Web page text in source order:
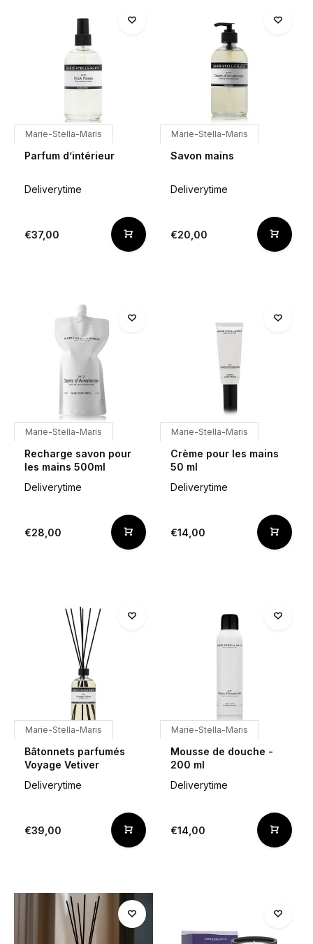
Marie-Stella-Maris
Parfum d’intérieur
Deliverytime
€37,00
Marie-Stella-Maris
Savon mains
Deliverytime
€20,00
Marie-Stella-Maris
Recharge savon pour
les mains 500ml
Deliverytime
€28,00
Marie-Stella-Maris
Crème pour les mains
50 ml
Deliverytime
€14,00
Marie-Stella-Maris
Bâtonnets parfumés
Voyage Vetiver
Deliverytime
€39,00
Marie-Stella-Maris
Mousse de douche -
200 ml
Deliverytime
€14,00